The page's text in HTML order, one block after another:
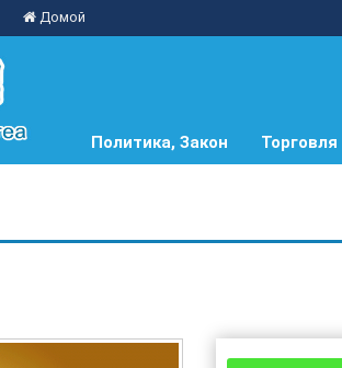
Домой
Политика, Закон Торговля